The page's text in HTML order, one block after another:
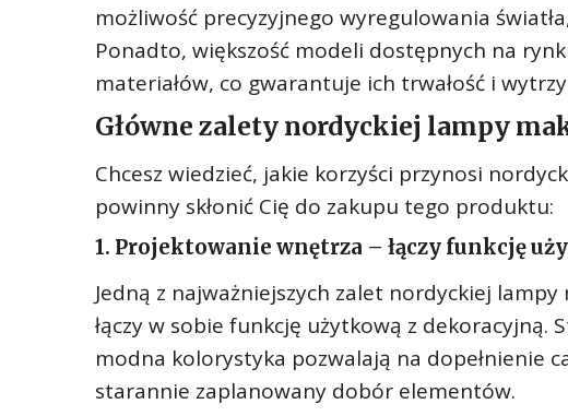
możliwość precyzyjnego wyregulowania
Ponadto, większość modeli dostępnych na
materiałów, co gwarantuje ich trwałość i
Główne zalety nordyckiej lampy
Chcesz wiedzieć, jakie korzyści przynosi
powinny skłonić Cię do zakupu tego produktu:
1. Projektowanie wnętrza – łączy funkcję
Jedną z najważniejszych zalet nordyckiej
łączy w sobie funkcję użytkową z
modna kolorystyka pozwalają na dopełnienie
starannie zaplanowany dobór elementów.